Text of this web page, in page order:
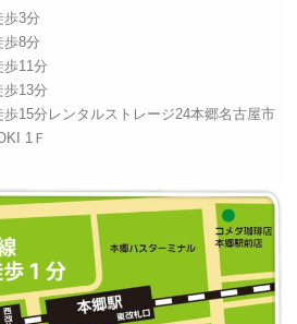
3分
8分
11分
13分
分レンタルストレージ24本郷名古屋市
1Ｆ